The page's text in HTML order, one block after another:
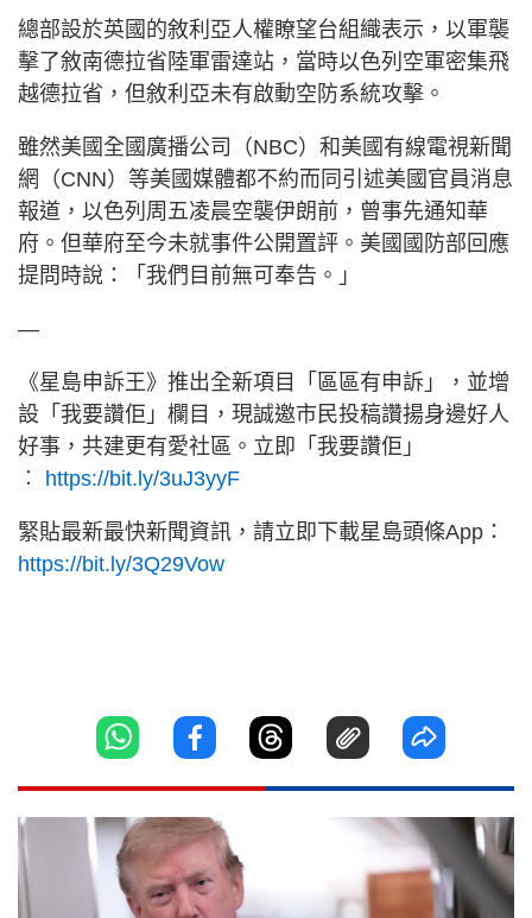
總部設於英國的敘利亞人權瞭望台組織表示，以軍襲
擊了敘南德拉省陸軍雷達站，當時以色列空軍密集飛
越德拉省，但敘利亞未有啟動空防系統攻擊。
雖然美國全國廣播公司（NBC）和美國有線電視新聞
網（CNN）等美國媒體都不約而同引述美國官員消息
報道，以色列周五凌晨空襲伊朗前，曾事先通知華
府。但華府至今未就事件公開置評。美國國防部回應
提問時說：「我們目前無可奉告。」
—
《星島申訴王》推出全新項目「區區有申訴」，並增
設「我要讚佢」欄目，現誠邀市民投稿讚揚身邊好人
好事，共建更有愛社區。立即「我要讚佢」
︰
https://bit.ly/3uJ3yyF
緊貼最新最快新聞資訊，請立即下載星島頭條App：
https://bit.ly/3Q29Vow